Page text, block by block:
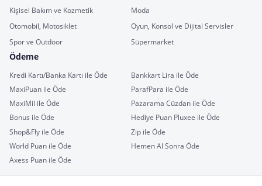
Kişisel Bakım ve Kozmetik
Moda
Otomobil, Motosiklet
Oyun, Konsol ve Dijital Servisler
Spor ve Outdoor
Süpermarket
Ödeme
Kredi Kartı/Banka Kartı ile Öde
Bankkart Lira ile Öde
MaxiPuan ile Öde
ParafPara ile Öde
MaxiMil ile Öde
Pazarama Cüzdan ile Öde
Bonus ile Öde
Hediye Puan Pluxee ile Öde
Shop&Fly ile Öde
Zip ile Öde
World Puan ile Öde
Hemen Al Sonra Öde
Axess Puan ile Öde